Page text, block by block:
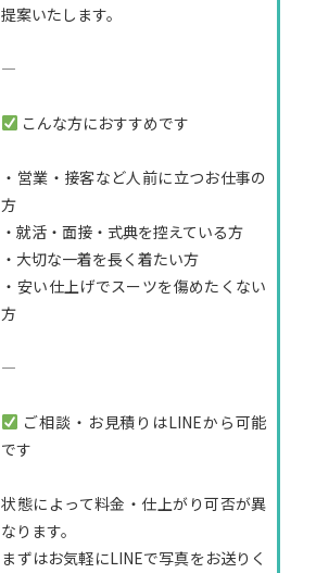
提案いたします。
—
こんな方におすすめです
・営業・接客など人前に立つお仕事の
方
・就活・面接・式典を控えている方
・大切な一着を長く着たい方
・安い仕上げでスーツを傷めたくない
方
—
ご相談・お見積りはLINEから可能
です
状態によって料金・仕上がり可否が異
なります。
まずはお気軽にLINEで写真をお送りく